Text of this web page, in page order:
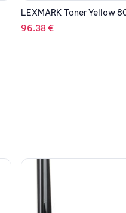
VIEWSONIC Monitor
Touch, DVI, HDMI, Speakers